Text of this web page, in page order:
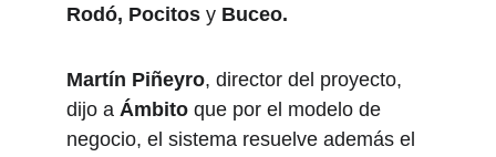
Rodó, Pocitos y Buceo.
Martín Piñeyro, director del proyecto,
dijo a Ámbito que por el modelo de
negocio, el sistema resuelve además el